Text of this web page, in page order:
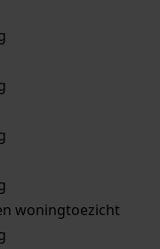
woningtoezicht